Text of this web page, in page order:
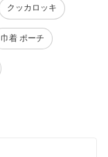
クッカロッキ
巾着 ポーチ